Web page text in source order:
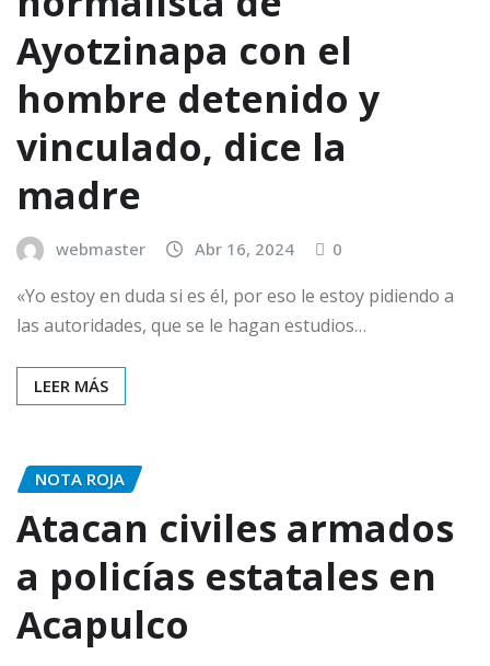
Ayotzinapa con el
hombre detenido y
vinculado, dice la
madre
webmaster Abr 16, 2024 0
«Yo estoy en duda si es él, por eso le estoy pidiendo a
las autoridades, que se le hagan estudios…
LEER MÁS
NOTA ROJA
Atacan civiles armados
a policías estatales en
Acapulco